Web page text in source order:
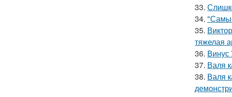
33.
34.
35.
тяжелая
36.
37. Валя
38. Валя